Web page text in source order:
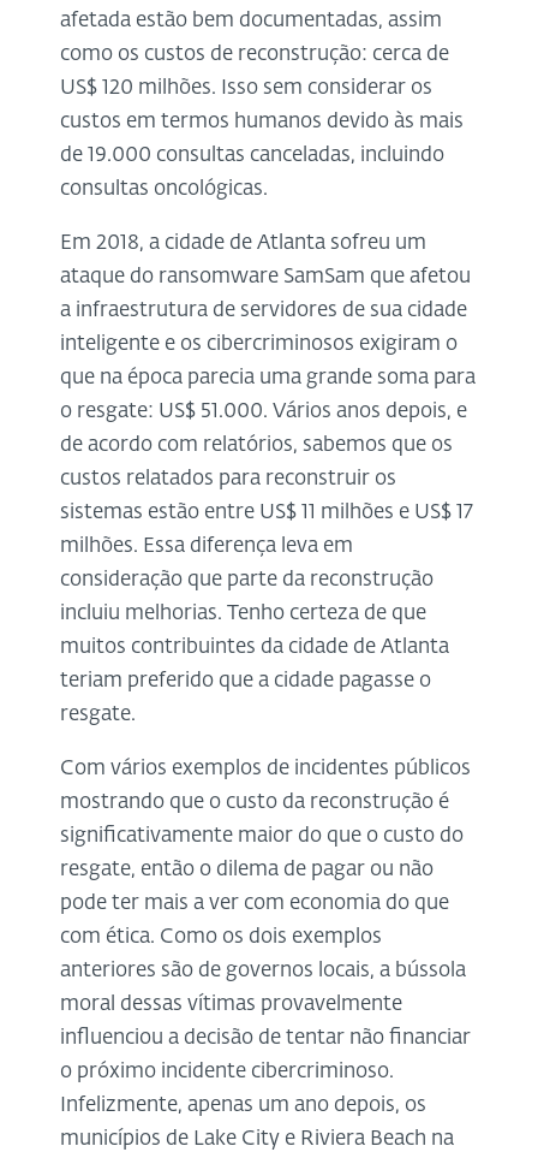
afetada estão bem documentadas, assim
como os custos de reconstrução: cerca de
US$ 120 milhões. Isso sem considerar os
custos em termos humanos devido às mais
de 19.000 consultas canceladas, incluindo
consultas oncológicas.
Em 2018, a cidade de Atlanta sofreu um
ataque do ransomware SamSam que afetou
a infraestrutura de servidores de sua cidade
inteligente e os cibercriminosos exigiram o
que na época parecia uma grande soma para
o resgate: US$ 51.000. Vários anos depois, e
de acordo com relatórios, sabemos que os
custos relatados para reconstruir os
sistemas estão entre US$ 11 milhões e US$ 17
milhões. Essa diferença leva em
consideração que parte da reconstrução
incluiu melhorias. Tenho certeza de que
muitos contribuintes da cidade de Atlanta
teriam preferido que a cidade pagasse o
resgate.
Com vários exemplos de incidentes públicos
mostrando que o custo da reconstrução é
significativamente maior do que o custo do
resgate, então o dilema de pagar ou não
pode ter mais a ver com economia do que
com ética. Como os dois exemplos
anteriores são de governos locais, a bússola
moral dessas vítimas provavelmente
influenciou a decisão de tentar não financiar
o próximo incidente cibercriminoso.
Infelizmente, apenas um ano depois, os
municípios de Lake City e Riviera Beach na